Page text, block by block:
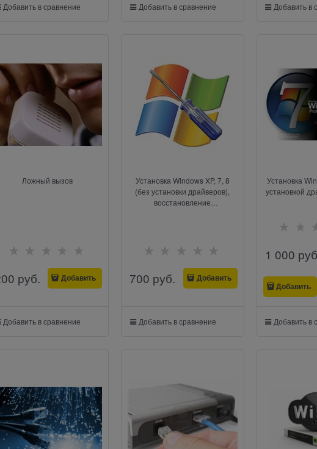
Добавить в сравнение Добавить в сравнение Добавить в
Ложный вызов
руб. Добавить
Добавить в сравнение
Установка Windows XP, 7, 8
(без установки драйверов),
восстановление
700 руб. Добавить
Добавить в сравнение
Установка
установкой
1 000
Добавить
Добавить в